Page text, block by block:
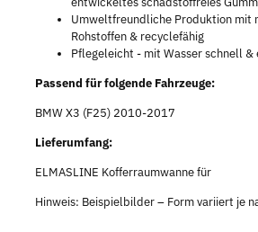
Umweltfreundliche Produktion mit
Rohstoffen & recyclefähig
Pflegeleicht - mit Wasser schnell &
Passend für folgende Fahrzeuge:
BMW X3 (F25) 2010-2017
Lieferumfang:
ELMASLINE Kofferraumwanne für
Hinweis: Beispielbilder – Form variiert je